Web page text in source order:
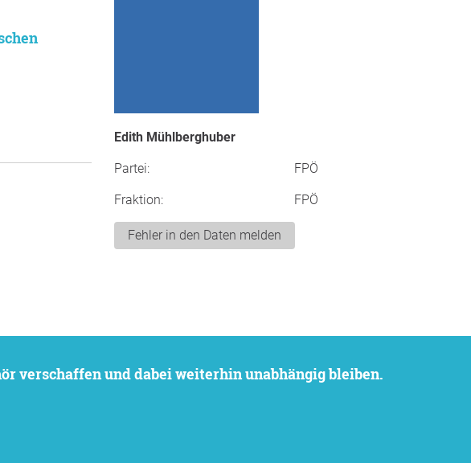
Edith Mühlberghuber
Partei: FPÖ
Fraktion: FPÖ
Fehler in den Daten melden
verschaffen und dabei weiterhin unabhängig bleiben.